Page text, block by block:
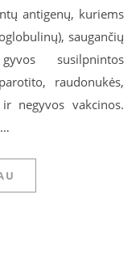
antigenų, kuriems
saugančių
susilpnintos
raudonukės,
negyvos vakcinos.